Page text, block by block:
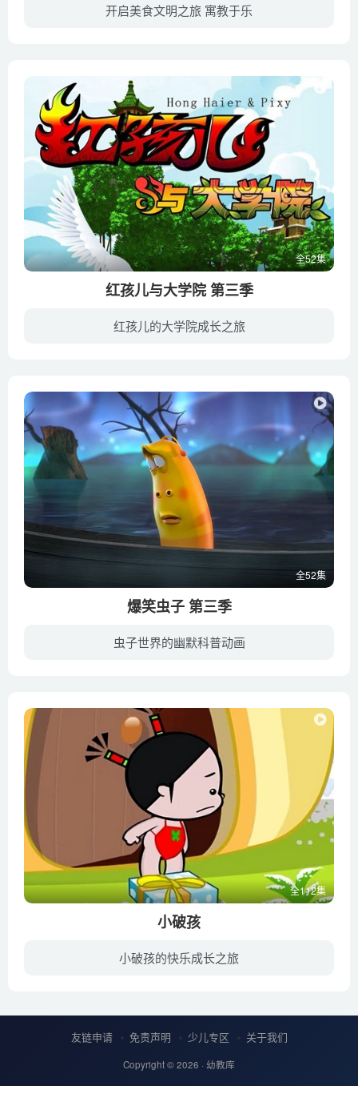
开启美食文明之旅 寓教于乐
全52集
红孩儿与大学院 第三季
红孩儿的大学院成长之旅
全52集
爆笑虫子 第三季
虫子世界的幽默科普动画
全112集
小破孩
小破孩的快乐成长之旅
友链申请 免责声明 少儿专区 关于我们
Copyright © 2026 · 幼教库